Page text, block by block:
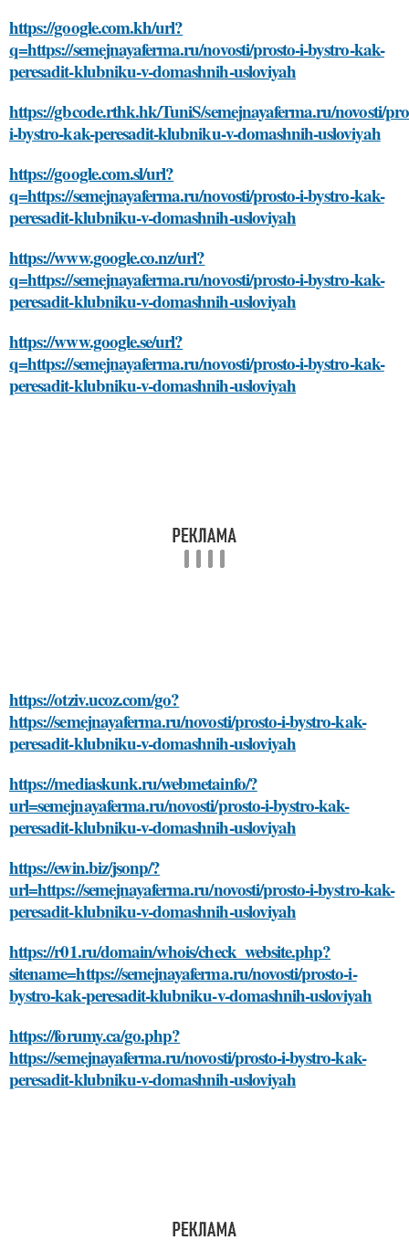
https://google.com.kh/url?
q=https://semejnayaferma.ru/novosti/prosto-i-bystro-kak-
peresadit-klubniku-v-domashnih-usloviyah
https://gbcode.rthk.hk/TuniS/semejnayaferma.ru/novosti/
i-bystro-kak-peresadit-klubniku-v-domashnih-usloviyah
https://google.com.sl/url?
q=https://semejnayaferma.ru/novosti/prosto-i-bystro-kak-
peresadit-klubniku-v-domashnih-usloviyah
https://www.google.co.nz/url?
q=https://semejnayaferma.ru/novosti/prosto-i-bystro-kak-
peresadit-klubniku-v-domashnih-usloviyah
https://www.google.se/url?
q=https://semejnayaferma.ru/novosti/prosto-i-bystro-kak-
peresadit-klubniku-v-domashnih-usloviyah
https://otziv.ucoz.com/go?
https://semejnayaferma.ru/novosti/prosto-i-bystro-kak-
peresadit-klubniku-v-domashnih-usloviyah
https://mediaskunk.ru/webmetainfo/?
url=semejnayaferma.ru/novosti/prosto-i-bystro-kak-
peresadit-klubniku-v-domashnih-usloviyah
https://ewin.biz/jsonp/?
url=https://semejnayaferma.ru/novosti/prosto-i-bystro-kak-
peresadit-klubniku-v-domashnih-usloviyah
https://r01.ru/domain/whois/check_website.php?
sitename=https://semejnayaferma.ru/novosti/prosto-i-
bystro-kak-peresadit-klubniku-v-domashnih-usloviyah
https://forumy.ca/go.php?
https://semejnayaferma.ru/novosti/prosto-i-bystro-kak-
peresadit-klubniku-v-domashnih-usloviyah